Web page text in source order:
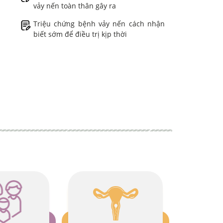
vảy nến toàn thân gây ra
Triệu chứng bệnh vảy nến cách nhận
biết sớm để điều trị kịp thời